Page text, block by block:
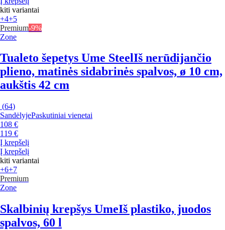
kiti variantai
+4+5
Premium-9%
Zone
Tualeto šepetys Ume SteelIš nerūdijančio
plieno, matinės sidabrinės spalvos, ø 10 cm,
aukštis 42 cm
(64)
SandėlyjePaskutiniai vienetai
108 €
119 €
Į krepšelį
Į krepšelį
kiti variantai
+6+7
Premium
Zone
Skalbinių krepšys UmeIš plastiko, juodos
spalvos, 60 l